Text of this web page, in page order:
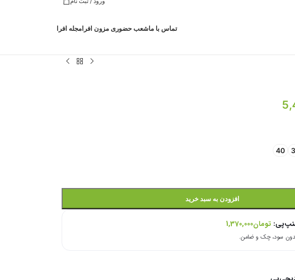
تماس با ماشعب حضوری مزون افرامجله افرا
40
افزودن به سبد خرید
تومان1,370,000